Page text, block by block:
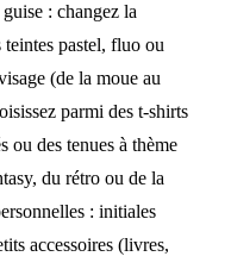
: changez la
pastel, fluo ou
(de la moue au
parmi des t-shirts
ou des tenues à thème
du rétro ou de la
: initiales
accessoires (livres,